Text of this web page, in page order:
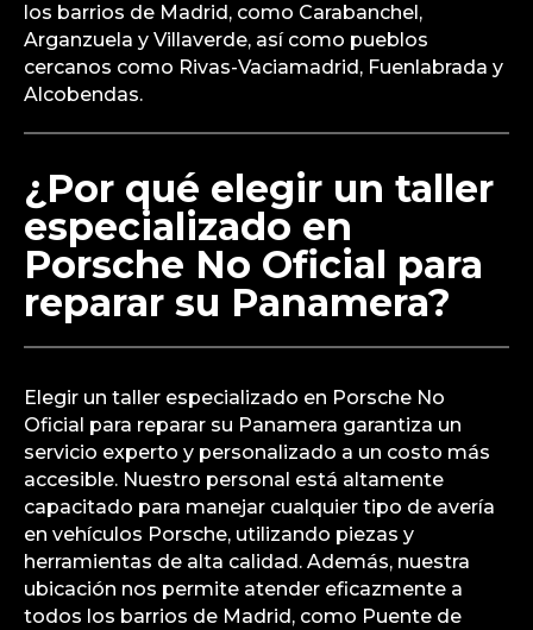
los barrios de Madrid, como Carabanchel,
Arganzuela y Villaverde, así como pueblos
cercanos como Rivas-Vaciamadrid, Fuenlabrada y
Alcobendas.
¿Por qué elegir un taller
especializado en
Porsche No Oficial para
reparar su Panamera?
Elegir un taller especializado en Porsche No
Oficial para reparar su Panamera garantiza un
servicio experto y personalizado a un costo más
accesible. Nuestro personal está altamente
capacitado para manejar cualquier tipo de avería
en vehículos Porsche, utilizando piezas y
herramientas de alta calidad. Además, nuestra
ubicación nos permite atender eficazmente a
todos los barrios de Madrid, como Puente de